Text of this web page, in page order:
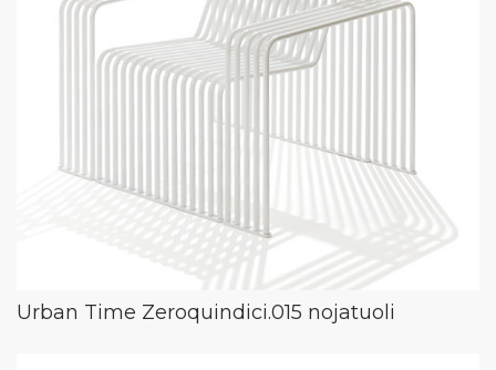
Urban Time Zeroquindici.015 nojatuoli